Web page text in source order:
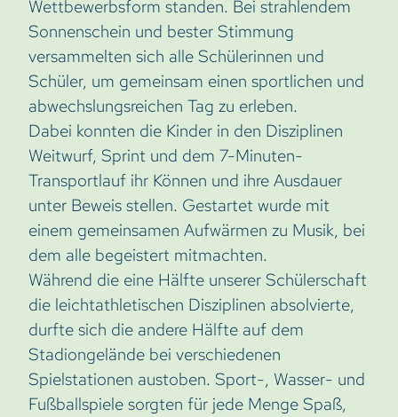
Wettbewerbsform standen. Bei strahlendem
Sonnenschein und bester Stimmung
versammelten sich alle Schülerinnen und
Schüler, um gemeinsam einen sportlichen und
abwechslungsreichen Tag zu erleben.
Dabei konnten die Kinder in den Disziplinen
Weitwurf, Sprint und dem 7-Minuten-
Transportlauf ihr Können und ihre Ausdauer
unter Beweis stellen. Gestartet wurde mit
einem gemeinsamen Aufwärmen zu Musik, bei
dem alle begeistert mitmachten.
Während die eine Hälfte unserer Schülerschaft
die leichtathletischen Disziplinen absolvierte,
durfte sich die andere Hälfte auf dem
Stadiongelände bei verschiedenen
Spielstationen austoben. Sport-, Wasser- und
Fußballspiele sorgten für jede Menge Spaß,